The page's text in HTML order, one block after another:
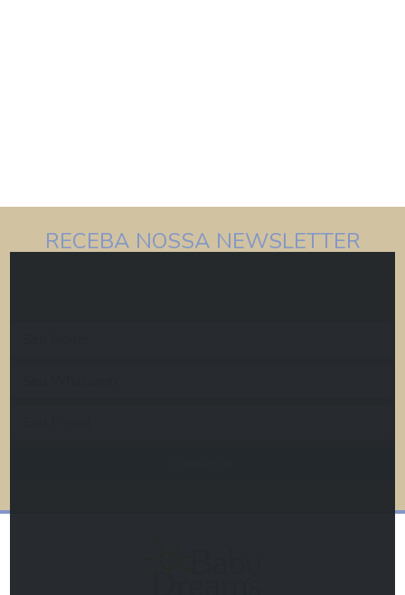
RECEBA NOSSA NEWSLETTER